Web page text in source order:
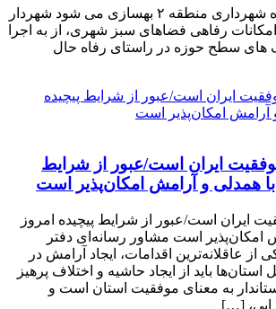
پارک های سطح حوزه شهرداری منطقه ۲ بهسازی می شود شهردار
امکانات رفاهی فضاهای سبز شهری، از به اجرا
های سطح حوزه در راستای رفاه حال
ایران است/عبور از شرایط
با همدلی و آرامش امکان‌پذیر است
ایران است/عبور از شرایط پیچیده امروز
امکان‌پذیر است مشاور رسانه‌ای دفتر
عاقلانه‌ترین اقدامات، ایجاد آرامش در
باید از ایجاد حاشیه و اختلاف پرهیز
به معنای موفقیت استان است و
[…]